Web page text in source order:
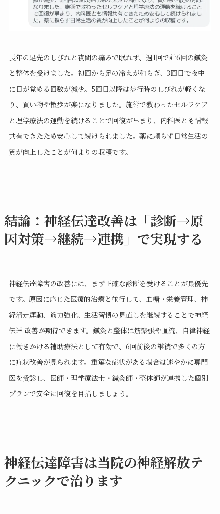
長年の足先のしびれと夜間の痛みで眠れず、週1回で計6回の鍼灸
と整体を受けました。初回から足の冷えが和らぎ、3回目で夜中
に目が覚める回数が減少。5回目以降は歩行時のしびれが軽くな
り、買い物や散歩が楽になりました。施術で教わったセルフケア
と理学療法の運動を続けることで回復が早まり、内科医とも情報
共有できたため安心して続けられました。薬に頼らず日常生活の
質が向上したことが何よりの収穫です。
結論：神経伝達改善は「診断→原
因対策→継続→連携」で実現する
神経伝達障害の改善には、まず正確な診断を受けることが最優先
です。原因に応じた医療的治療と並行して、血糖・栄養管理、神
経滑走運動、筋力強化、生活習慣の見直しを継続することで神経
伝達 改善が期待できます。鍼灸と整体は筋緊張や血流、自律神経
に働きかける補助療法として有効で、6回前後の継続で多くの方
に症状改善が見られます。重篤な症状がある場合は速やかに専門
医を受診し、医師・理学療法士・鍼灸師・整体師が連携した個別
プランで安全に回復を目指しましょう。
神経伝達障害は当院の神経解放テ
クニックで治ります